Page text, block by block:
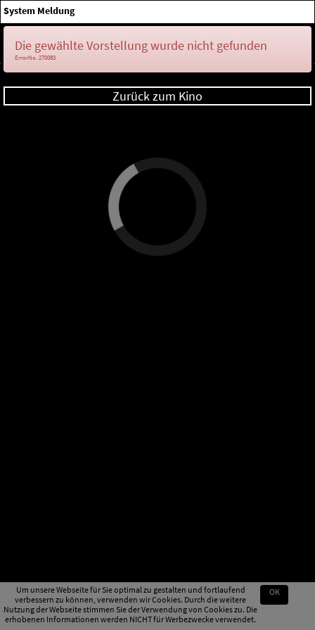
Um unsere Webseite für Sie optimal zu gestalten und fortlaufend
verbessern zu können, verwenden wir Cookies. Durch die weitere
Nutzung der Webseite stimmen Sie der Verwendung von Cookies zu. Die
erhobenen Informationen werden NICHT für Werbezwecke verwendet.
OK
System Meldung
Die gewählte Vorstellung wurde nicht gefunden
ErrorNo. 270083
Zurück zum Kino